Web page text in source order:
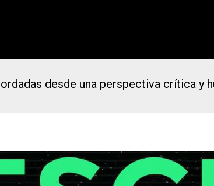
desde una perspectiva crítica y